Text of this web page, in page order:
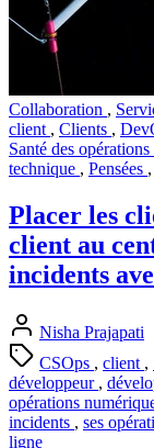
Collaboration ,
client , Clients ,
Santé des opérations
technique , Pensées ,
Placer les
client au
incidents
Nisha Prajapati
CSOps , client ,
développeur ,
opérations
incidents , ses
ligne